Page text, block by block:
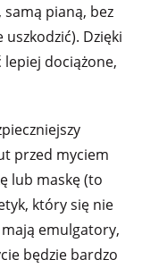
pianą, bez
Dzięki
lepiej dociążone,
przed myciem
lub maskę (to
który się nie
mają emulgatory,
będzie bardzo